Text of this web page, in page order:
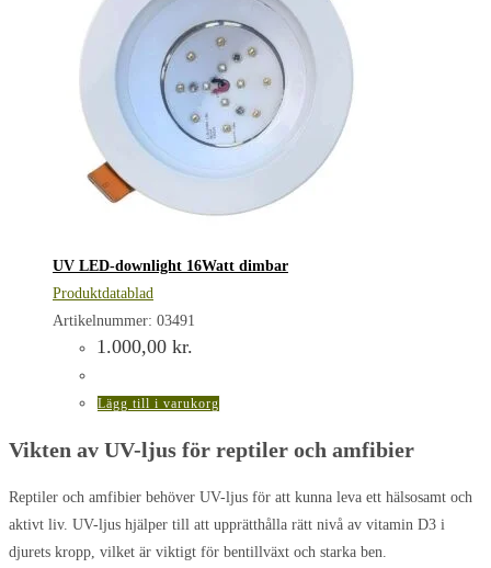
UV LED-downlight 16Watt dimbar
Produktdatablad
Artikelnummer: 03491
1.000,00 kr.
Lägg till i varukorg
Vikten av UV-ljus för reptiler och amfibier
Reptiler och amfibier behöver UV-ljus för att kunna leva ett hälsosamt och
aktivt liv. UV-ljus hjälper till att upprätthålla rätt nivå av vitamin D3 i
djurets kropp, vilket är viktigt för bentillväxt och starka ben.